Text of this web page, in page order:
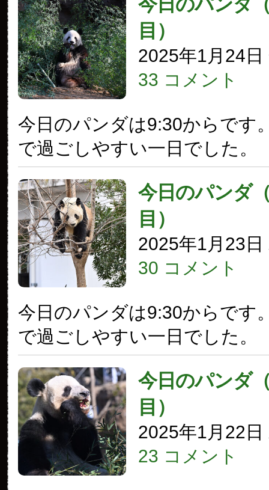
目）
2025年1月24日
33 コメント
今日のパンダは9:30からです
で過ごしやすい一日でした。
今日のパンダ
目）
2025年1月23日
30 コメント
今日のパンダは9:30からです
で過ごしやすい一日でした。
今日のパンダ
目）
2025年1月22日
23 コメント